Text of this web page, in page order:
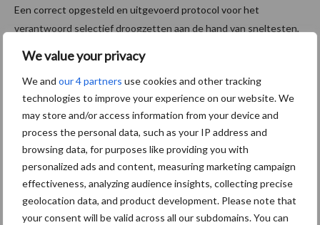
We value your privacy
We and our 4 partners use cookies and other tracking
technologies to improve your experience on our website. We
may store and/or access information from your device and
process the personal data, such as your IP address and
browsing data, for purposes like providing you with
personalized ads and content, measuring marketing campaign
effectiveness, analyzing audience insights, collecting precise
geolocation data, and product development. Please note that
your consent will be valid across all our subdomains. You can
Een correct opgesteld en uitgevoerd protocol voor het
verantwoord selectief droogzetten aan de hand van sneltesten,
reduceren zonder de gezondheid van de koeien of de
melkproductie aan te tasten.
Bron: ILVO
Meer melkvee nieuws
Maak hier uw keuze: